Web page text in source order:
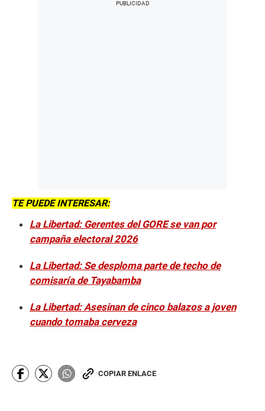
TE PUEDE INTERESAR:
La Libertad: Gerentes del GORE se van por
campaña electoral 2026
La Libertad: Se desploma parte de techo de
comisaría de Tayabamba
La Libertad: Asesinan de cinco balazos a joven
cuando tomaba cerveza
COPIAR ENLACE